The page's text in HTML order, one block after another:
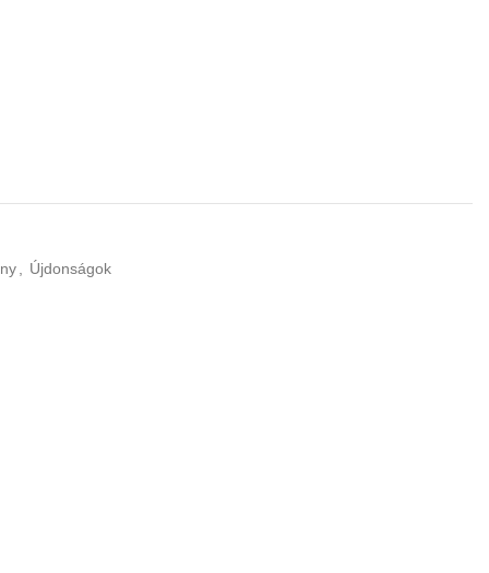
Újdonságok